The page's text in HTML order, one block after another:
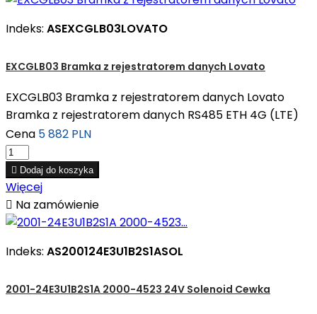
Indeks: ASEXCGLB03LOVATO
EXCGLB03 Bramka z rejestratorem danych Lovato
EXCGLB03 Bramka z rejestratorem danych Lovato
Bramka z rejestratorem danych RS485 ETH 4G (LTE)
Cena 5 882 PLN
 Dodaj do koszyka
Więcej
 Na zamówienie
Indeks: AS200124E3U1B2S1ASOL
2001-24E3U1B2S1A 2000-4523 24V Solenoid Cewka